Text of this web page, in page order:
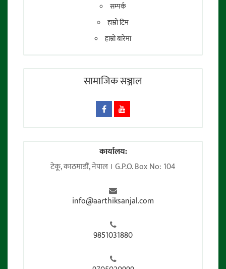
सम्पर्क
हाम्रो टिम
हाम्रो बारेमा
सामाजिक सञ्जाल
कार्यालय:
टेकू, काठमाडाैं, नेपाल । G.P.O. Box No: 104
info@aarthiksanjal.com
9851031880